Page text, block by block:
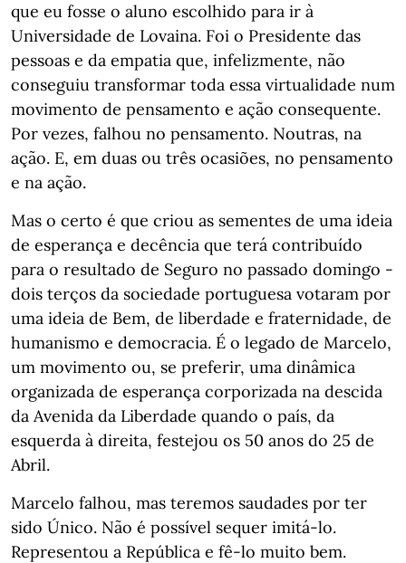
que eu fosse o aluno escolhido para ir à
Universidade de Lovaina. Foi o Presidente das
pessoas e da empatia que, infelizmente, não
conseguiu transformar toda essa virtualidade num
movimento de pensamento e ação consequente.
Por vezes, falhou no pensamento. Noutras, na
ação. E, em duas ou três ocasiões, no pensamento
e na ação.
Mas o certo é que criou as sementes de uma ideia
de esperança e decência que terá contribuído
para o resultado de Seguro no passado domingo -
dois terços da sociedade portuguesa votaram por
uma ideia de Bem, de liberdade e fraternidade, de
humanismo e democracia. É o legado de Marcelo,
um movimento ou, se preferir, uma dinâmica
organizada de esperança corporizada na descida
da Avenida da Liberdade quando o país, da
esquerda à direita, festejou os 50 anos do 25 de
Abril.
Marcelo falhou, mas teremos saudades por ter
sido Único. Não é possível sequer imitá-lo.
Representou a República e fê-lo muito bem.